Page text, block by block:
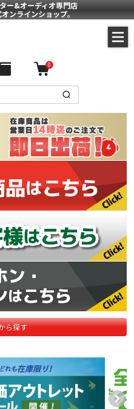
ー&オーディオ専門店
ンラインショップ。
0
ら探す